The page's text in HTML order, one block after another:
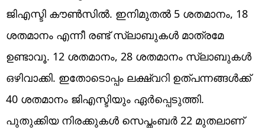
ജിഎസ്ടി കൗൺസിൽ. ഇനിമുതൽ 5 ശതമാനം, 18
ശതമാനം എന്നീ രണ്ട് സ്ലാബുകൾ മാത്രമേ
ഉണ്ടാവൂ. 12 ശതമാനം, 28 ശതമാനം സ്ലാബുകൾ
ഒഴിവാക്കി. ഇതോടൊപ്പം ലക്ഷ്വറി ഉത്പന്നങ്ങൾക്ക്
40 ശതമാനം ജിഎസ്ടിയും ഏർപ്പെടുത്തി.
പുതുക്കിയ നിരക്കുകൾ സെപ്തംബർ 22 മുതലാണ്